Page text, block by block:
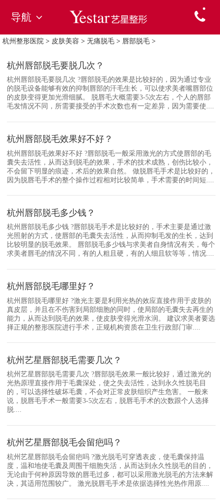
导航
杭州整形医院 > 皮肤美容 > 无痛脱毛 > 唇部脱毛 >
杭州唇部脱毛要脱几次？
杭州唇部脱毛要脱几次 ?唇部脱毛的效果是比较好的，因为通过专业
的脱毛设备能够有效的抑制唇部的汗毛生长，可以使求美者嘴唇部位
的皮肤变得更加光滑细腻。 脱唇毛大概需要3-5次左右，个人的唇部
毛发情况不同，所需要接受的手术次数也有一定差异，因为需要使....
杭州唇部脱毛效果好不好？
杭州唇部脱毛效果好不好 ?唇部脱毛一般采用激光的方式使唇部的毛
囊失去活性，从而达到脱毛的效果，手术的技术成熟，创伤比较小，
不会留下明显的痕迹，术后的效果自然。 做脱唇毛手术是比较好的，
因为脱唇毛手术的整个操作过程相对比较简单，手术需要的时间短....
杭州唇部脱毛多少钱？
杭州唇部脱毛多少钱 ?唇部脱毛手术是比较好的，手术主要是通过激
光照射的方式，使唇部的毛囊失去活性，从而抑制毛发的生长，达到
比较明显的脱毛效果。 唇部脱毛多少钱与求美者自身情况有关，每个
求美者唇毛的情况不同，有的人粗且硬，有的人细且软等等，情况....
杭州唇部脱毛哪里好？
杭州唇部脱毛哪里好 ?激光主要是利用光热的效应直接作用于皮肤的
真皮层，并且在不伤害到局部细胞的同时，使局部的毛囊失去再生的
能力，从而达到脱毛的效果，使皮肤变得光滑水润。 建议求美者要选
择正规的整形医院进行手术，正规机构资质在卫生行政部门审....
杭州艺星唇部脱毛需要几次？
杭州艺星唇部脱毛需要几次 ?唇部脱毛效果一般比较好，通过激光的
光热原理直接作用于毛囊深处，使之失去活性，达到永久性脱毛目
的，可以选择性破坏毛囊，不会对正常皮肤组织产生危害。 一般来
说，脱唇毛手术一般需要3-5次左右，脱唇毛手术的次数跟个人选择
脱....
杭州艺星唇部脱毛会留疤吗？
杭州艺星唇部脱毛会留疤吗 ?激光脱毛可穿透表皮，使毛囊保持温
度，温和地使毛囊及周围干细胞失活，从而达到永久性脱毛的目的，
无论由于何种原因导致的唇毛过多，都可以采用激光脱毛的方法来解
决，其适用范围较广。 激光脱唇毛手术是依据选择性光热作用原....